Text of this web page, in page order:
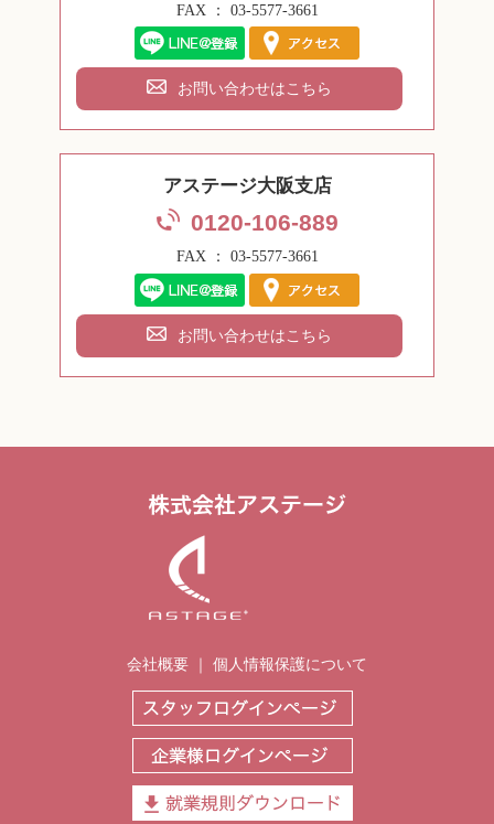
FAX ： 03-5577-3661
お問い合わせはこちら
アステージ大阪支店
0120-106-889
FAX ： 03-5577-3661
お問い合わせはこちら
会社概要｜ 個人情報保護について